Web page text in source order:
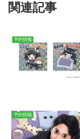
関連記事
予約情報
予約情報